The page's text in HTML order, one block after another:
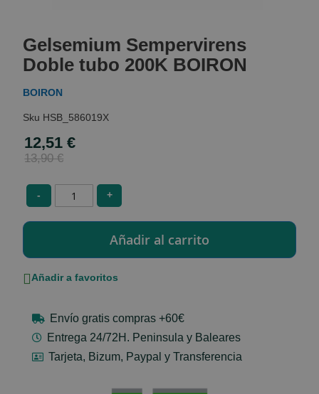
the
beginning
of
the
gallery
Gelsemium Sempervirens
Doble tubo 200K BOIRON
BOIRON
HSB_586019X
Special
Price
12,51 €
13,90 €
- +
Añadir a favoritos
Envío gratis compras +60€
Entrega 24/72H. Peninsula y Baleares
Tarjeta, Bizum, Paypal y Transferencia